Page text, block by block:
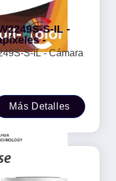
S-IL -
-
S-IL - Cámara
Más Detalles